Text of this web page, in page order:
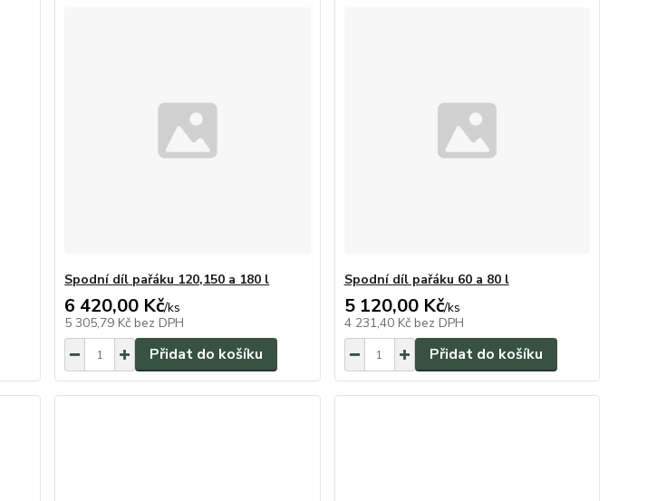
Spodní díl pařáku 120,150 a 180 l
6 420,00 Kč/ks
5 305,79 Kč bez DPH
Přidat do košíku
Spodní díl pařáku 60 a 80 l
5 120,00 Kč/ks
4 231,40 Kč bez DPH
Přidat do košíku